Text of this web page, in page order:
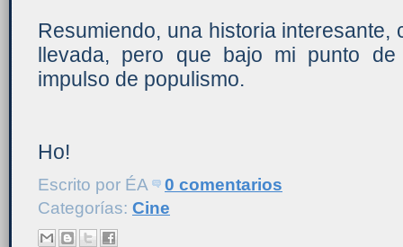
Resumiendo, una historia interesante,
llevada, pero que bajo mi punto
impulso de populismo.
Ho!
Escrito por ÉA
0 comentarios
Categorías: Cine